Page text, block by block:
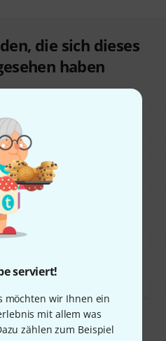
serviert!
möchten wir Ihnen ein
mit allem was
zählen zum Beispiel
die sich dieses
haben